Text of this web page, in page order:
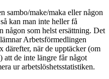
sambo/make/maka eller någon
kan man inte heller få
någon som helst ersättning. Det
Arbetsförmedlingen
när de upptäcker (om
att de inte längre får något
ur arbetslöshetsstatistiken.